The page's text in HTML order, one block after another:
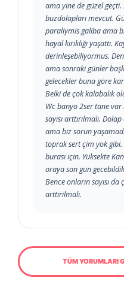
ama yine de güzel
buzdolapları mevcut.
paraliymis galiba ama
hayal kırıklığı yaşattı.
derinleşebiliyormus.
ama sonraki günler
gelecekler buna göre
Belki de çok kalabalık
Wc banyo 2ser tane
sayısı arttırılmalı.
ama biz sorun
toprak sert çim yok gibi.
burası için. Yüksekte
oraya son gün
Bence onların sayısı
arttirilmalı.
TÜM YORUMLARI